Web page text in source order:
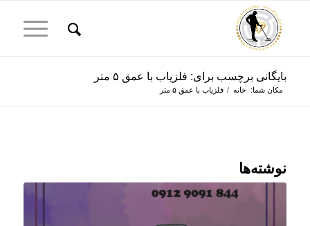
بایگانی برچسب برای: فلزیاب با عمق ۵ متر
مکان شما: خانه / فلزیاب با عمق ۵ متر
نوشته‌ها